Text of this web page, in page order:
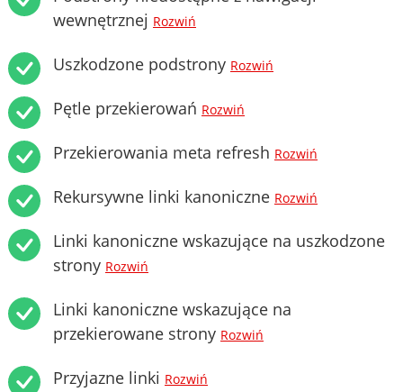
wewnętrznej Rozwiń
Uszkodzone podstrony Rozwiń
Pętle przekierowań Rozwiń
Przekierowania meta refresh Rozwiń
Rekursywne linki kanoniczne Rozwiń
Linki kanoniczne wskazujące na uszkodzone
strony Rozwiń
Linki kanoniczne wskazujące na
przekierowane strony Rozwiń
Przyjazne linki Rozwiń